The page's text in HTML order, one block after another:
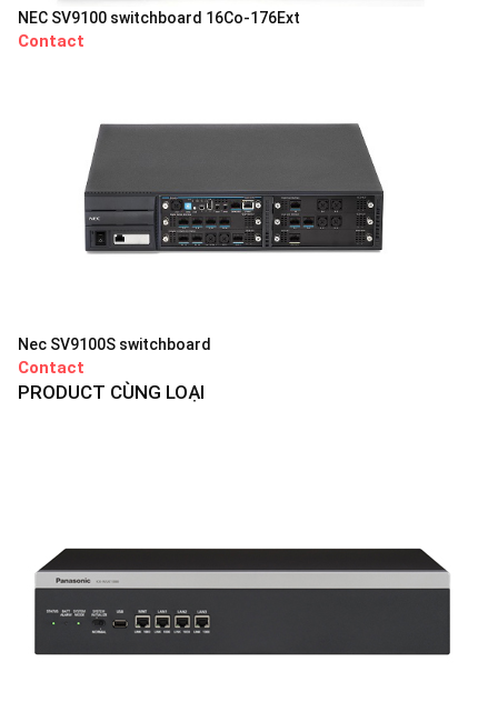
NEC SV9100 switchboard 16Co-176Ext
Contact
Nec SV9100S switchboard
Contact
PRODUCT CÙNG LOẠI